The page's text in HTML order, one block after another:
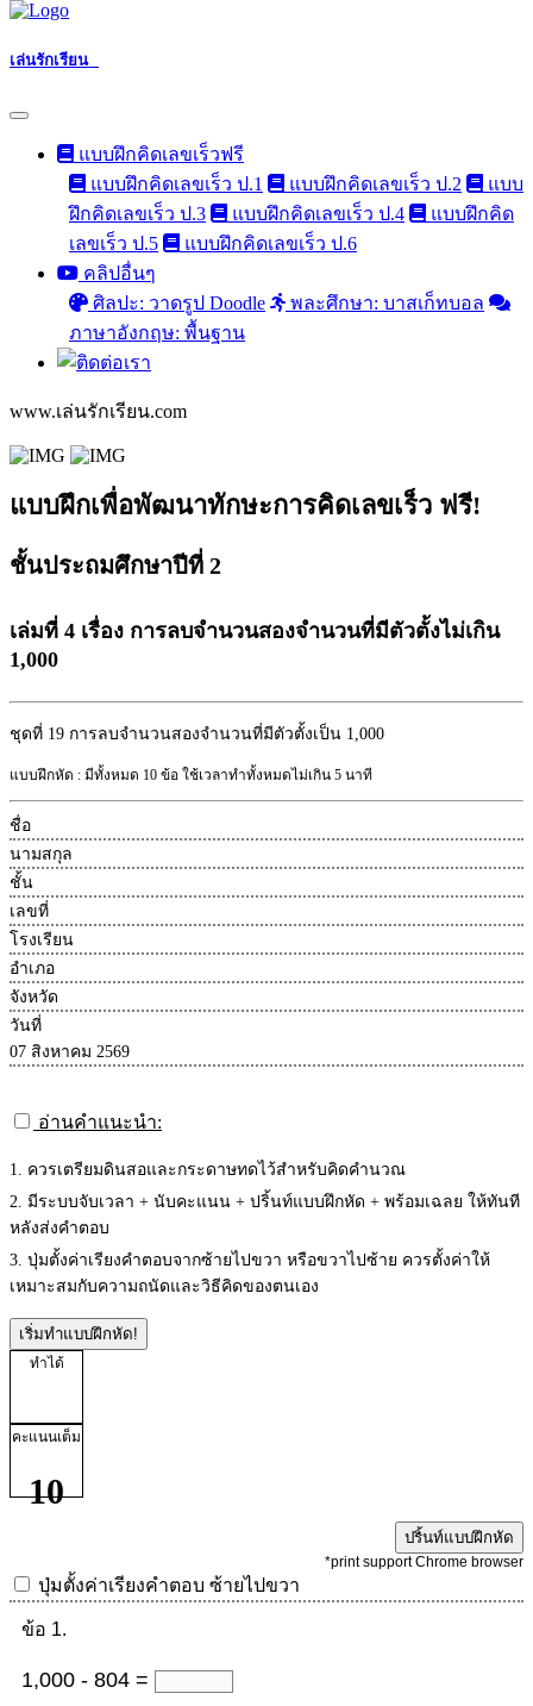
เล่นรักเรียน
แบบฝึกคิดเลขเร็วฟรี
แบบฝึกคิดเลขเร็ว ป.1
แบบฝึกคิดเลขเร็ว ป.2
แบบ
ฝึกคิดเลขเร็ว ป.3
แบบฝึกคิดเลขเร็ว ป.4
แบบฝึกคิด
เลขเร็ว ป.5
แบบฝึกคิดเลขเร็ว ป.6
คลิปอื่นๆ
ศิลปะ: วาดรูป Doodle
พละศึกษา: บาสเก็ทบอล
ภาษาอังกฤษ: พื้นฐาน
www.เล่นรักเรียน.com
แบบฝึกเพื่อพัฒนาทักษะการคิดเลขเร็ว ฟรี!
ชั้นประถมศึกษาปีที่ 2
เล่มที่ 4 เรื่อง การลบจำนวนสองจำนวนที่มีตัวตั้งไม่เกิน
1,000
ชุดที่ 19 การลบจำนวนสองจำนวนที่มีตัวตั้งเป็น 1,000
แบบฝึกหัด : มีทั้งหมด 10 ข้อ ใช้เวลาทำทั้งหมดไม่เกิน 5 นาที
ชื่อ
นามสกุล
ชั้น
เลขที่
โรงเรียน
อำเภอ
จังหวัด
วันที่
07 สิงหาคม 2569
อ่านคำแนะนำ:
1. ควรเตรียมดินสอและกระดาษทดไว้สำหรับคิดคำนวณ
2. มีระบบจับเวลา + นับคะแนน + ปริ้นท์แบบฝึกหัด + พร้อมเฉลย ให้ทันที
หลังส่งคำตอบ
3. ปุ่มตั้งค่าเรียงคำตอบจากซ้ายไปขวา หรือขวาไปซ้าย ควรตั้งค่าให้
เหมาะสมกับความถนัดและวิธีคิดของตนเอง
เริ่มทำแบบฝึกหัด!
ทำได้
คะแนนเต็ม
10
ปริ้นท์แบบฝึกหัด
*print support Chrome browser
ปุ่มตั้งค่าเรียงคำตอบ ซ้ายไปขวา
ข้อ 1.
1,000 - 804 =